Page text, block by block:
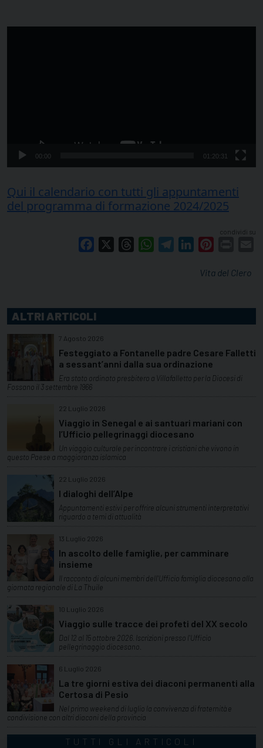
00:00 01:20:31
Qui il calendario con tutti gli appuntamenti
del programma di formazione 2024/2025
condividi su
Facebook ThreadsWhatsAppTelegramLinkedIn
Vita del Clero
ALTRI ARTICOLI
7 Agosto 2026
Festeggiato a Fontanelle padre Cesare Falletti
a sessant’anni dalla sua ordinazione
Era stato ordinato presbitero a Villafalletto per la Diocesi di
Fossano il 3 settembre 1966
22 Luglio 2026
Viaggio in Senegal e ai santuari mariani con
l’Ufficio pellegrinaggi diocesano
Un viaggio culturale per incontrare i cristiani che vivono in
questo Paese a maggioranza islamica
22 Luglio 2026
I dialoghi dell’Alpe
Appuntamenti estivi per offrire alcuni strumenti interpretativi
riguardo a temi di attualità
13 Luglio 2026
In ascolto delle famiglie, per camminare
insieme
Il racconto di alcuni membri dell'Ufficio famiglia diocesano alla
giornata regionale di La Thuile
10 Luglio 2026
Viaggio sulle tracce dei profeti del XX secolo
Dal 12 al 15 ottobre 2026. Iscrizioni presso l'Ufficio
pellegrinaggio diocesano.
6 Luglio 2026
La tre giorni estiva dei diaconi permanenti alla
Certosa di Pesio
Nel primo weekend di luglio la convivenza di fraternità e
condivisione con altri diaconi della provincia
TUTTI GLI ARTICOLI